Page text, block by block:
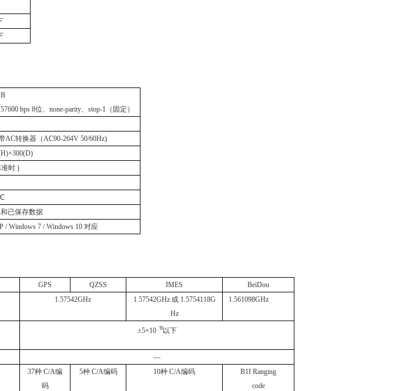
bps 8位、none-parity、stop-1（固定）
AC转换器（AC90-264V 50/60Hz)
准时 )
已保存数据
/ Windows 7 / Windows 10 对应
GPS QZSS IMES
BeiDou
1.57542GHz 1.57542GHz 或 1.5754118G
Hz
1.561098GHz
±5×10 ⁻8以下
―
37种 C/A编
码
5种 C/A编码 10种 C/A编码
B1I Ranging
code